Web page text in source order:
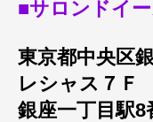
■サロンドイ
東京都中央区
レシャス７Ｆ
銀座一丁目駅8